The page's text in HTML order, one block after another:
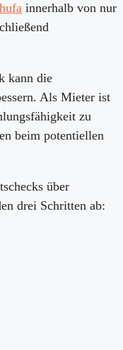
innerhalb von nur
kann die
Als Mieter ist
zu
beim potentiellen
über
drei Schritten ab: